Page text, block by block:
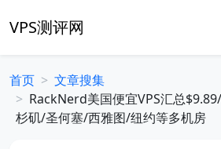
VPS测评网
首页
文章搜集
RackNerd美国便宜VPS汇总
杉矶/圣何塞/西雅图/纽约等多机房